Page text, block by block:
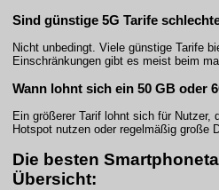
Sind günstige 5G Tarife
Nicht unbedingt. Viele günstige Tarife
Einschränkungen gibt es meist beim
Wann lohnt sich ein 50 GB oder
Ein größerer Tarif lohnt sich für Nutzer,
Hotspot nutzen oder regelmäßig große
Die besten
Übersicht: